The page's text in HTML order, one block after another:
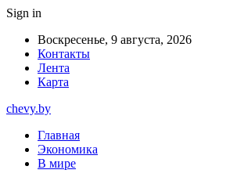
Sign in
Воскресенье, 9 августа, 2026
Контакты
Лента
Карта
chevy.by
Главная
Экономика
В мире